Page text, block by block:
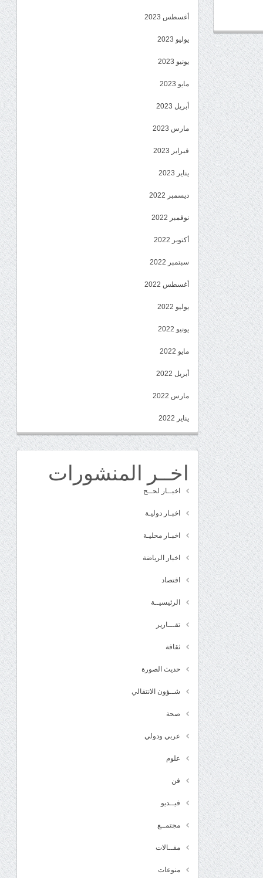
أغسطس 2023
يوليو 2023
يونيو 2023
مايو 2023
أبريل 2023
مارس 2023
فبراير 2023
يناير 2023
ديسمبر 2022
نوفمبر 2022
أكتوبر 2022
سبتمبر 2022
أغسطس 2022
يوليو 2022
يونيو 2022
مايو 2022
أبريل 2022
مارس 2022
يناير 2022
اخــر المنشورات
اخبــار لحــج
اخبـار دوليـة
اخبـار محليـة
اخبار الرياضة
اقتصاد
الرئيسيــة
تقـــارير
ثقافة
حديث الصورة
شــؤون الانتقالي
صحة
عربي ودولي
علوم
فن
فيــديو
مجتمــع
مقــالات
منوعات